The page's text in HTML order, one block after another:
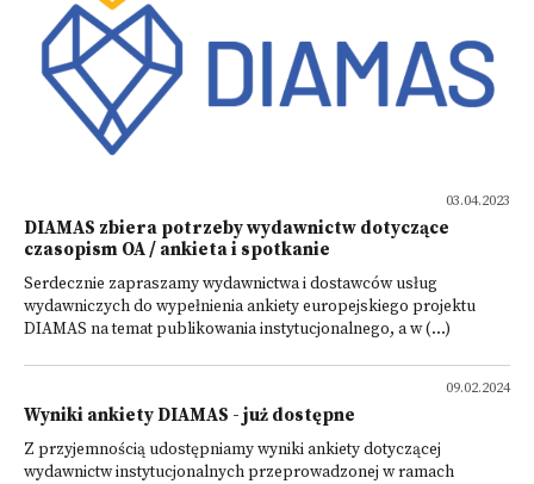
03.04.2023
DIAMAS zbiera potrzeby wydawnictw dotyczące
czasopism OA / ankieta i spotkanie
Serdecznie zapraszamy wydawnictwa i dostawców usług
wydawniczych do wypełnienia ankiety europejskiego projektu
DIAMAS na temat publikowania instytucjonalnego, a w (...)
09.02.2024
Wyniki ankiety DIAMAS - już dostępne
Z przyjemnością udostępniamy wyniki ankiety dotyczącej
wydawnictw instytucjonalnych przeprowadzonej w ramach